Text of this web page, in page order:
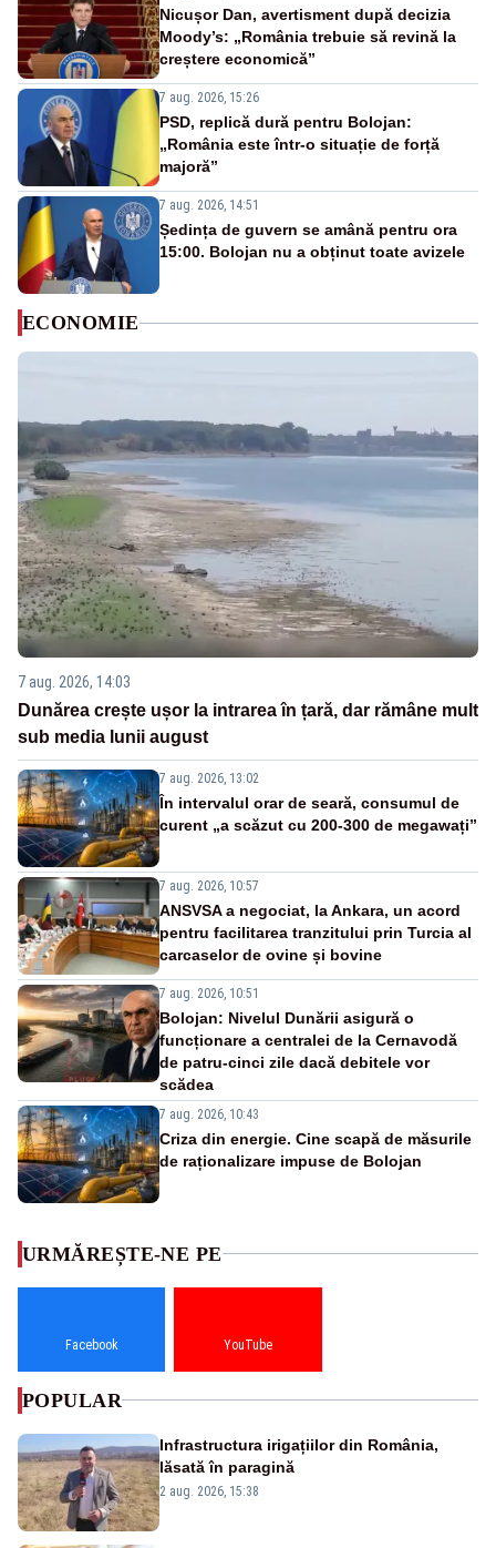
Nicușor Dan, avertisment după decizia
Moody’s: „România trebuie să revină la
creștere economică”
7 aug. 2026, 15:26
PSD, replică dură pentru Bolojan:
„România este într-o situație de forță
majoră”
7 aug. 2026, 14:51
Ședința de guvern se amână pentru ora
15:00. Bolojan nu a obținut toate avizele
ECONOMIE
7 aug. 2026, 14:03
Dunărea crește ușor la intrarea în țară, dar rămâne mult
sub media lunii august
7 aug. 2026, 13:02
În intervalul orar de seară, consumul de
curent „a scăzut cu 200-300 de megawați”
7 aug. 2026, 10:57
ANSVSA a negociat, la Ankara, un acord
pentru facilitarea tranzitului prin Turcia al
carcaselor de ovine și bovine
7 aug. 2026, 10:51
Bolojan: Nivelul Dunării asigură o
funcționare a centralei de la Cernavodă
de patru-cinci zile dacă debitele vor
scădea
7 aug. 2026, 10:43
Criza din energie. Cine scapă de măsurile
de raționalizare impuse de Bolojan
URMĂREȘTE-NE PE
Facebook YouTube
POPULAR
Infrastructura irigațiilor din România,
lăsată în paragină
2 aug. 2026, 15:38